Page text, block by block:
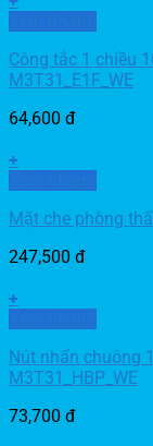
Công tắc 1 chiều
M3T31_E1F_WE
64,600 đ
+
Mặt che phòng
247,500 đ
+
Nút nhấn chuông
M3T31_HBP_WE
73,700 đ